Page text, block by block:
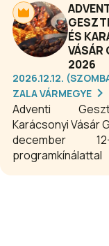
ÉS
VÁSÁR
2026
2026.12.12.
ZALA VÁRMEGYE
Adventi
Karácsonyi Vásár
december